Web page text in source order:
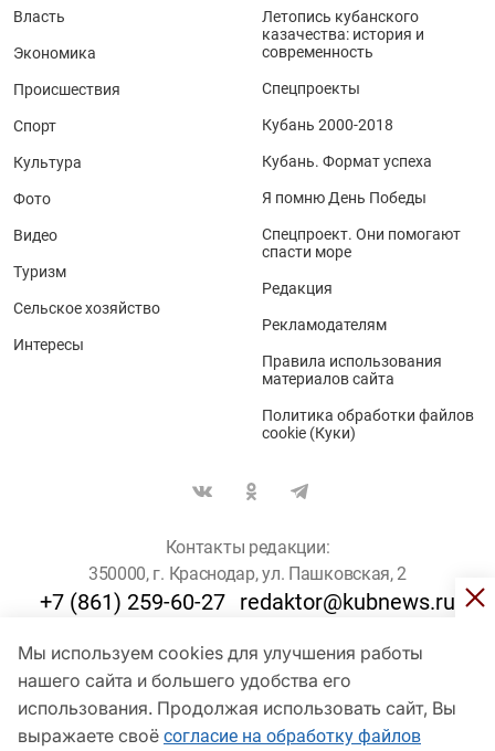
Мы используем cookies для улучшения работы
нашего сайта и большего удобства его
использования. Продолжая использовать сайт, Вы
выражаете своё согласие на обработку файлов
Власть
Экономика
Происшествия
Спорт
Культура
Фото
Видео
Туризм
Сельское хозяйство
Интересы
Летопись кубанского
казачества: история и
современность
Спецпроекты
Кубань 2000-2018
Кубань. Формат успеха
Я помню День Победы
Спецпроект. Они помогают
спасти море
Редакция
Рекламодателям
Правила использования
материалов сайта
Политика обработки файлов
cookie (Куки)
Контакты редакции:
350000, г. Краснодар, ул. Пашковская, 2
+7 (861) 259-60-27 redaktor@kubnews.ru
Для пользователей старше 16 лет
© Кубанские Новости, 2017
Сетевое издание «kubnews» зарегистрировано Федеральной